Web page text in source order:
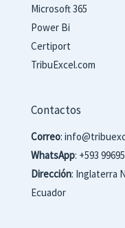
Microsoft 365
Power Bi
Certiport
TribuExcel.com
Contactos
Correo:
WhatsApp: +593
Dirección: Inglaterra
Ecuador